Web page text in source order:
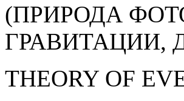
(ПРИРОДА
ГРАВИТАЦИИ,
THEORY OF